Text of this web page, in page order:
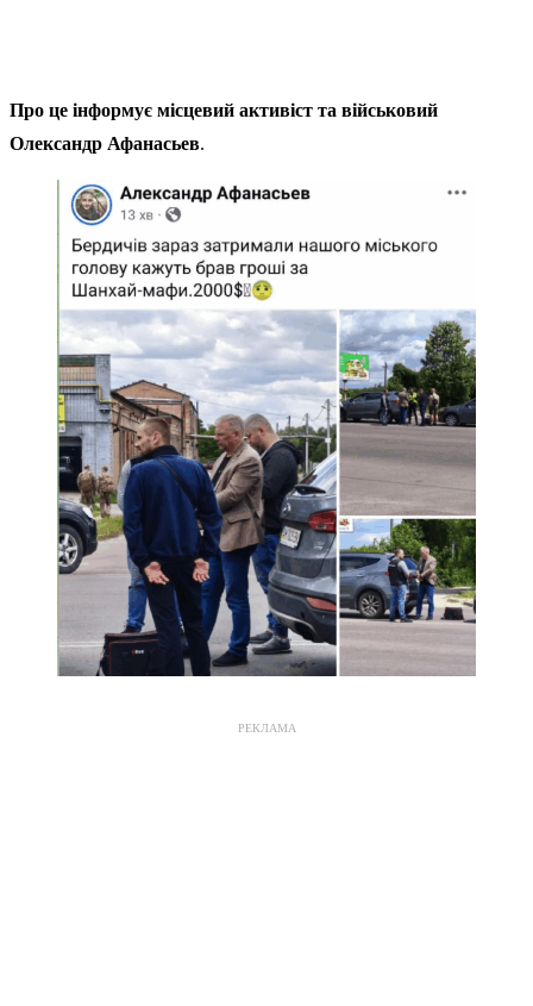
Про це інформує місцевий активіст та військовий
Олександр Афанасьев.
РЕКЛАМА